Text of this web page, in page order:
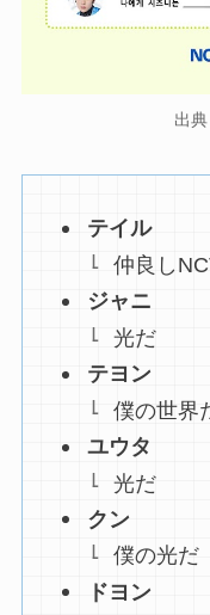
出典
テイル
仲良し
ジャニ
光だ
テヨン
僕の世界
ユウタ
光だ
クン
僕の光だ
ドヨン